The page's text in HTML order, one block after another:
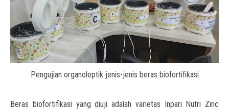
Pengujian organoleptik jenis-jenis beras biofortifikasi
Beras biofortifikasi yang diuji adalah varietas Inpari Nutri Zinc